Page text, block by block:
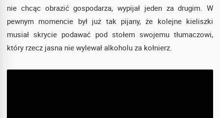
nie chcąc obrazić gospodarza, wypijał jeden za drugim. W
pewnym momencie był już tak pijany, że kolejne kieliszki
musiał skrycie podawać pod stołem swojemu tłumaczowi,
który rzecz jasna nie wylewał alkoholu za kołnierz.